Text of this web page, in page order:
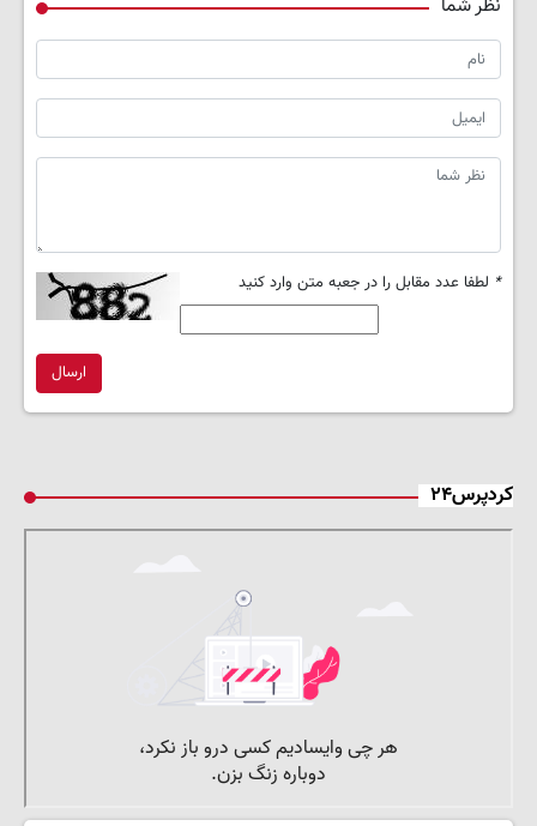
نظر شما
* لطفا عدد مقابل را در جعبه متن وارد کنید
ارسال
کردپرس۲۴